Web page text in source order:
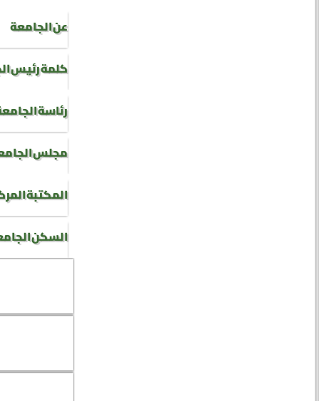
عن الجامعة
كلمة رئيس
رئاسة
مجلس
المكتبة
السكن